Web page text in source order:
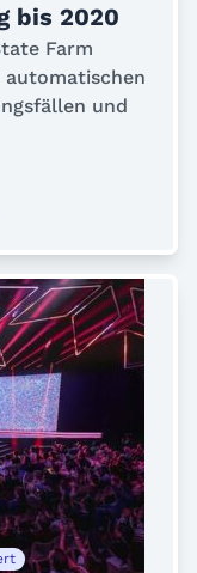
bis 2020
Farm
und